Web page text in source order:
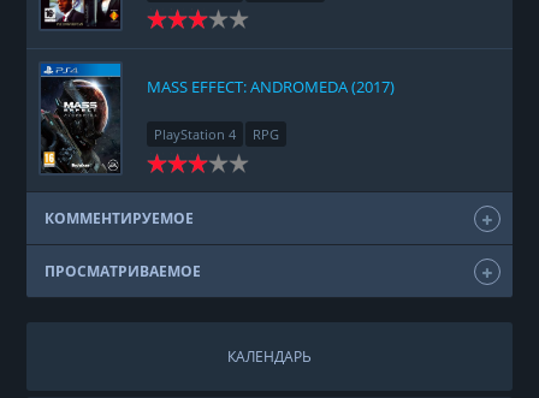
MASS EFFECT: ANDROMEDA (2017)
PlayStation 4 RPG
КОММЕНТИРУЕМОЕ
ПРОСМАТРИВАЕМОЕ
КАЛЕНДАРЬ